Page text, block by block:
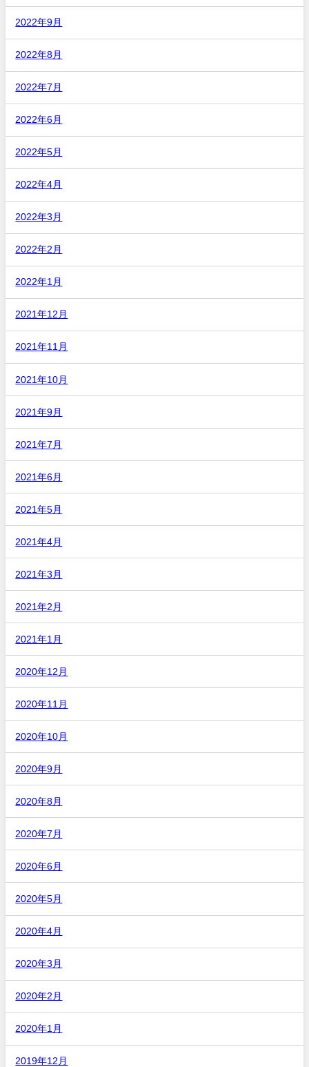
2022年9月
2022年8月
2022年7月
2022年6月
2022年5月
2022年4月
2022年3月
2022年2月
2022年1月
2021年12月
2021年11月
2021年10月
2021年9月
2021年7月
2021年6月
2021年5月
2021年4月
2021年3月
2021年2月
2021年1月
2020年12月
2020年11月
2020年10月
2020年9月
2020年8月
2020年7月
2020年6月
2020年5月
2020年4月
2020年3月
2020年2月
2020年1月
2019年12月